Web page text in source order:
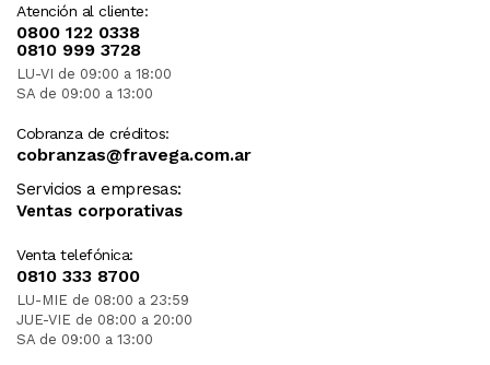
Atención al cliente:
0800 122 0338
0810 999 3728
LU-VI de 09:00 a 18:00
SA de 09:00 a 13:00
Cobranza de créditos:
cobranzas@fravega.com.ar
Servicios a empresas:
Ventas corporativas
Venta telefónica:
0810 333 8700
LU-MIE de 08:00 a 23:59
JUE-VIE de 08:00 a 20:00
SA de 09:00 a 13:00